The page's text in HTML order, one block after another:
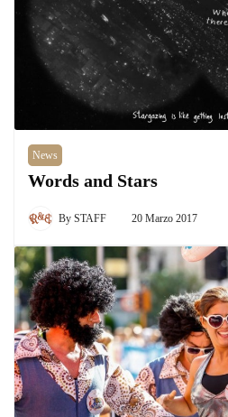
News
Words and Stars
By STAFF 20 Marzo 2017